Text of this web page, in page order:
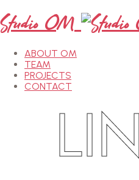
Studio OM
ABOUT OM
TEAM
PROJECTS
CONTACT